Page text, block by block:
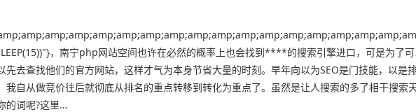
，南宁php网站空间也许在必然的概率上也会找到****的搜索引擎进口，可是为了
先去查找他们的官方网站，这样才气为本身节省大量的时刻。早年向以为SEO是门技能，以是
我自从做竞价往后就彻底从排名的重点转移到转化为重点了。虽然是让人搜索的多了相干搜索
的词呢?这里…